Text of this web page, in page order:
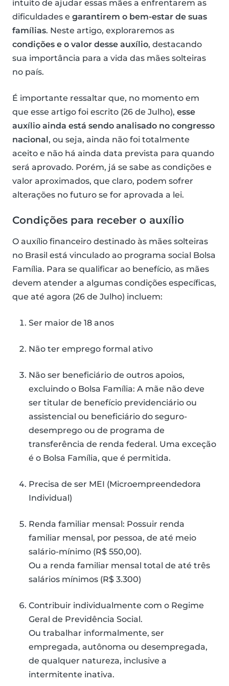
intuito de ajudar essas mães a enfrentarem as
dificuldades e garantirem o bem-estar de suas
famílias. Neste artigo, exploraremos as
condições e o valor desse auxílio, destacando
sua importância para a vida das mães solteiras
no país.
É importante ressaltar que, no momento em
que esse artigo foi escrito (26 de Julho), esse
auxílio ainda está sendo analisado no congresso
nacional, ou seja, ainda não foi totalmente
aceito e não há ainda data prevista para quando
será aprovado. Porém, já se sabe as condições e
valor aproximados, que claro, podem sofrer
alterações no futuro se for aprovada a lei.
Condições para receber o auxílio
O auxílio financeiro destinado às mães solteiras
no Brasil está vinculado ao programa social Bolsa
Família. Para se qualificar ao benefício, as mães
devem atender a algumas condições específicas,
que até agora (26 de Julho) incluem:
Ser maior de 18 anos
Não ter emprego formal ativo
Não ser beneficiário de outros apoios,
excluindo o Bolsa Família: A mãe não deve
ser titular de benefício previdenciário ou
assistencial ou beneficiário do seguro-
desemprego ou de programa de
transferência de renda federal. Uma exceção
é o Bolsa Família, que é permitida.
Precisa de ser MEI (Microempreendedora
Individual)
Renda familiar mensal: Possuir renda
familiar mensal, por pessoa, de até meio
salário-mínimo (R$ 550,00).
Ou a renda familiar mensal total de até três
salários mínimos (R$ 3.300)
Contribuir individualmente com o Regime
Geral de Previdência Social.
Ou trabalhar informalmente, ser
empregada, autônoma ou desempregada,
de qualquer natureza, inclusive a
intermitente inativa.